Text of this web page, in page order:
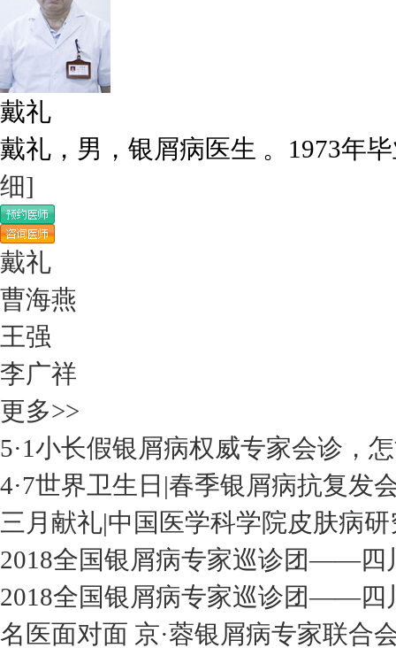
戴礼
戴礼，男，银屑病医生 。1973年
细]
戴礼
曹海燕
王强
李广祥
更多>>
5·1小长假银屑病权威专家会诊，
4·7世界卫生日|春季银屑病抗复发
三月献礼|中国医学科学院皮肤病
2018全国银屑病专家巡诊团——四
2018全国银屑病专家巡诊团——四
名医面对面 京·蓉银屑病专家联合